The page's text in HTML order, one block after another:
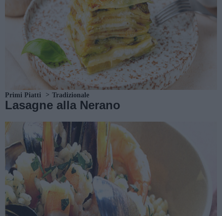
Primi Piatti Tradizionale
Lasagne alla Nerano